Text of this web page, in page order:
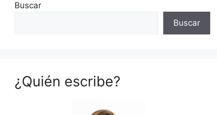
Buscar
Buscar
¿Quién escribe?